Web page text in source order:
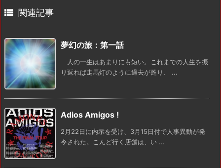
 関連記事
夢幻の旅：第一話
人の一生はあまりにも短い。これまでの人生を振
り返れば走馬灯のように過去が甦り、 ...
Adios Amigos !
2月22日に内示を受け、3月15日付で人事異動が発
令された。こんど行く店舗は、い ...